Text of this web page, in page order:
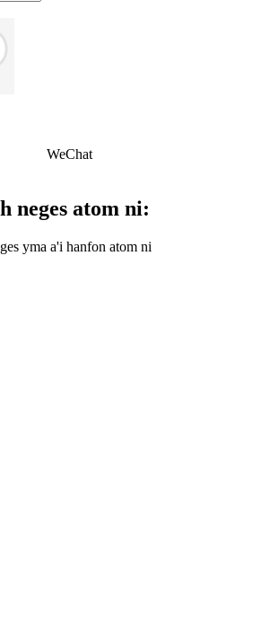
WeChat
neges atom ni:
yma a'i hanfon atom ni